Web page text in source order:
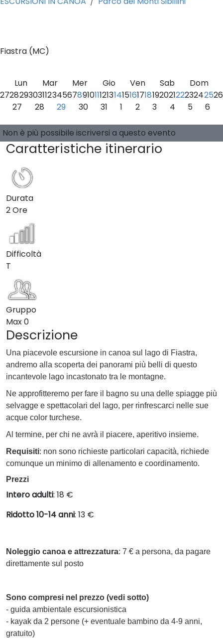
Fiastra (MC)
Lun Mar Mer Gio Ven Sab
Dom
27282930311234567891011121314151617181920212223242526
27
28 29 30 31 1 2 3 4 5 6
Non è più possibile iscriversi a questo evento
Caratteristiche itinerario
Durata
2 Ore
Difficoltà
T
Gruppo
Max0
Descrizione
Una piacevole escursione in canoa sul lago di Fiastra,
andremo alla scoperta dei panorami più belli di questo
incantevole lago incastonato tra le montagne.
Ne approfitteremo per fare il bagno su una delle spiagge più
selvagge e spettacolari del lago, per rinfrescarci nelle sue
acque color turchese.
Al termine, per chi ne avrà il piacere, aperitivo insieme.
Requisiti: non sono richieste particolari capacità, richiede
comunque un minimo di allenamento e coordinamento.
Prezzi
Intero adulti: 18 €
Ridotto 10-14 anni: 13 €
Noleggio canoa e attrezzatura: 7 € a persona, da pagare
direttamente sul posto
Sono compresi nel prezzo (vedi sotto)
- guida ambientale escursionistica
- kayak da 2 persone (+ eventuale bambino da 4-9 anni,
gratuito)